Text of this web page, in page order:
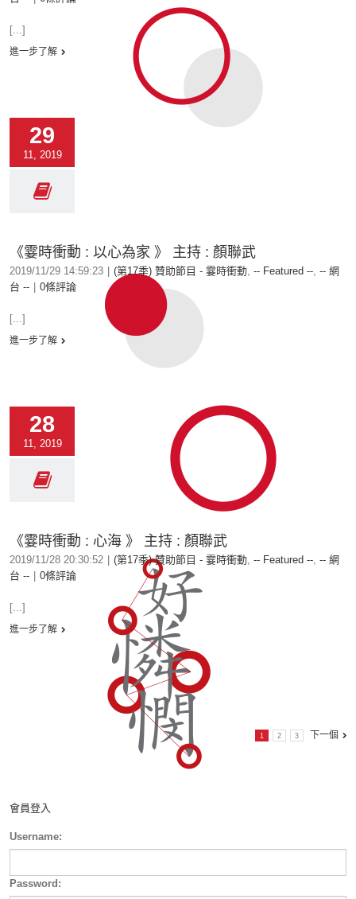
[...]
進一步了解
29
11, 2019
《霎時衝動 : 以心為家 》 主持 : 顏聯武
2019/11/29 14:59:23 (第17季) 贊助節目 - 霎時衝動, -- Featured --, -- 網
台 --
0條評論
[...]
進一步了解
28
11, 2019
《霎時衝動 : 心海 》 主持 : 顏聯武
2019/11/28 20:30:52 (第17季) 贊助節目 - 霎時衝動, -- Featured --, -- 網
台 --
0條評論
[...]
進一步了解
1 2 3 下一個
會員登入
Username:
Password: